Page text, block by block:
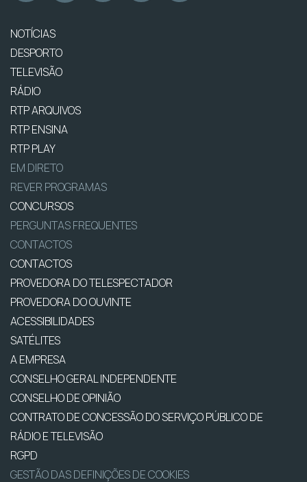
NOTÍCIAS
DESPORTO
TELEVISÃO
RÁDIO
RTP ARQUIVOS
RTP ENSINA
RTP PLAY
EM DIRETO
REVER PROGRAMAS
CONCURSOS
PERGUNTAS FREQUENTES
CONTACTOS
CONTACTOS
PROVEDORA DO TELESPECTADOR
PROVEDORA DO OUVINTE
ACESSIBILIDADES
SATÉLITES
A EMPRESA
CONSELHO GERAL INDEPENDENTE
CONSELHO DE OPINIÃO
CONTRATO DE CONCESSÃO DO SERVIÇO PÚBLICO DE
RÁDIO E TELEVISÃO
RGPD
GESTÃO DAS DEFINIÇÕES DE COOKIES